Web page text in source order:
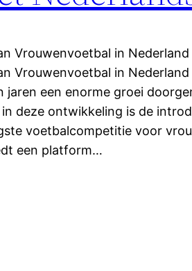
Vrouwenvoetbal in Nederland
Vrouwenvoetbal in Nederland
een enorme groei
deze ontwikkeling is de
voetbalcompetitie voor
een platform…